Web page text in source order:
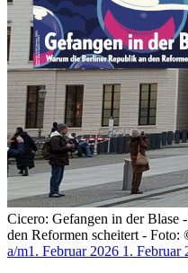
Cicero: Gefangen in der Blase
den Reformen scheitert -
a/m1. Februar 2026 1. Februar